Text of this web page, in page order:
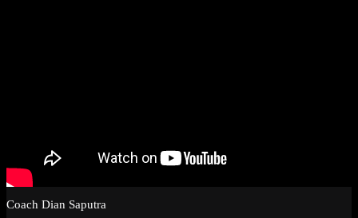
Coach Dian Saputra